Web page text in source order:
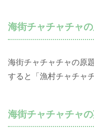
海街チャチャチャ
海街チャチャチャの原
すると「漁村チャチャ
海街チャチャチャ